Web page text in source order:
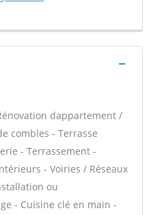
dappartement /
combles - Terrasse
- Terrassement -
- Voiries / Réseaux
ou
- Cuisine clé en main -